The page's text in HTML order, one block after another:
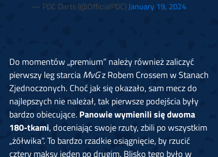
— PDC Darts (@OfficialPDC) January 19, 2024
Do momentów „premium” należy również zaliczyć
pierwszy leg starciaMvGz Robem Crossem w Stanach
Zjednoczonych. Choć jak się okazało, sam mecz do
najlepszych nie należał, tak pierwsze podejścia były
bardzo obiecujące. Panowie wymienili się dwoma
180-tkami, doceniając swoje rzuty, zbili po wszystkim
„żółwika”. To bardzo rzadkie osiągnięcie, by rzucić
cztery maksy jeden po drugim. Blisko tego było w